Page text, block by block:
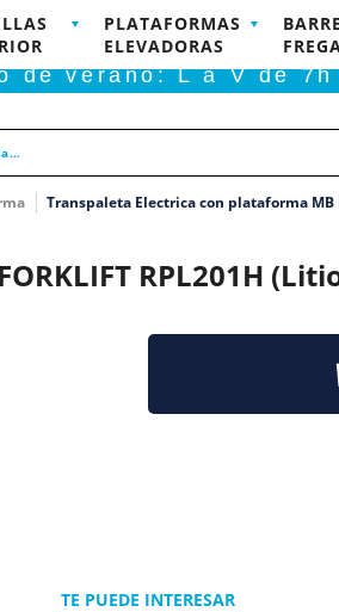
PARA COMPRA ONLINE
de verano: L a V de
PLATAFORMAS
ELEVADORAS
Transpaleta Electrica con plataforma MB
RPL201H
TE PUEDE INTERESAR